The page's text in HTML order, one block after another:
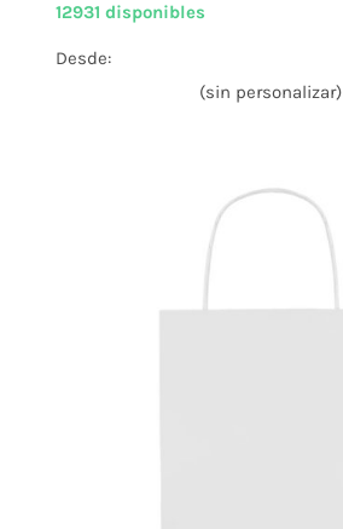
12931 disponibles
Desde:
(sin personalizar)